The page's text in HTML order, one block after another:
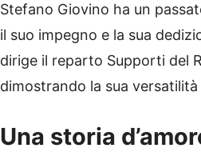
Stefano Giovino ha un
il suo impegno e la sua
dirige il reparto Supporti del
dimostrando la sua
Una storia